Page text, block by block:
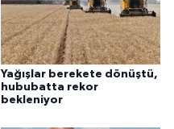
Yağışlar berekete dönüştü,
hububatta rekor
bekleniyor